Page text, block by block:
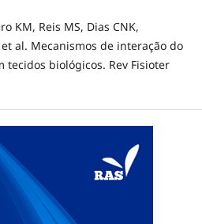
KM, Reis MS, Dias CNK,
et al. Mecanismos de interação do
tecidos biológicos. Rev Fisioter